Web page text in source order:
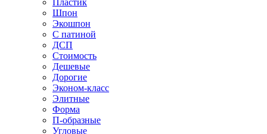
Пластик
Шпон
Экошпон
С патиной
ДСП
Стоимость
Дешевые
Дорогие
Эконом-класс
Элитные
Форма
П-образные
Угловые